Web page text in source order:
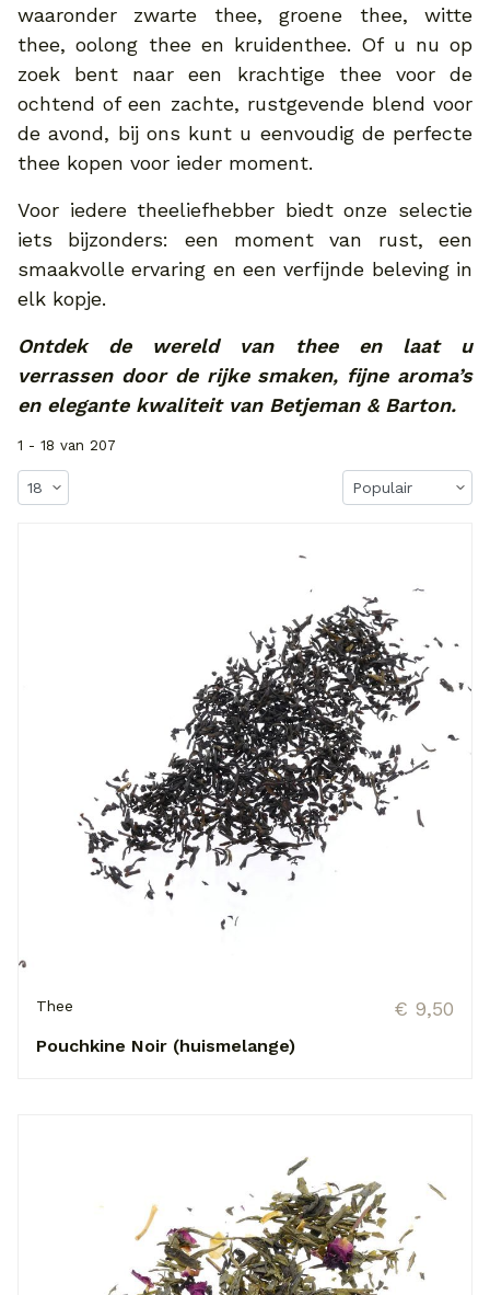
waaronder zwarte thee, groene thee, witte
thee, oolong thee en kruidenthee. Of u nu op
zoek bent naar een krachtige thee voor de
ochtend of een zachte, rustgevende blend voor
de avond, bij ons kunt u eenvoudig de perfecte
thee kopen voor ieder moment.
Voor iedere theeliefhebber biedt onze selectie
iets bijzonders: een moment van rust, een
smaakvolle ervaring en een verfijnde beleving in
elk kopje.
Ontdek de wereld van thee en laat u
verrassen door de rijke smaken, fijne aroma’s
en elegante kwaliteit van Betjeman & Barton.
1 - 18 van 207
Thee € 9,50
Pouchkine Noir (huismelange)